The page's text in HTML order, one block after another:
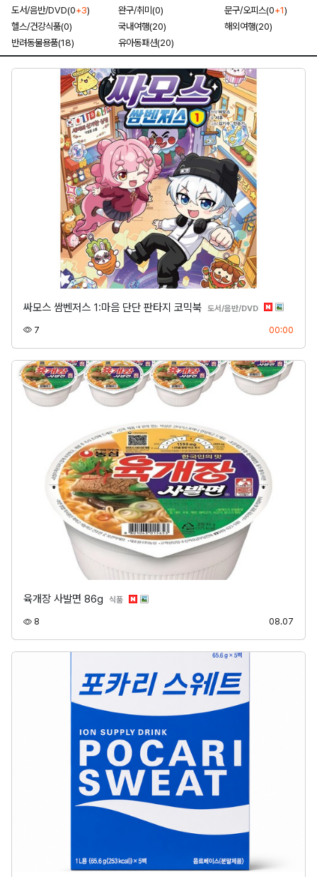
도서/음반/DVD(0+3) 완구/취미(0) 문구/오피스(0+1)
헬스/건강식품(0)
국내여행(20)
해외여행(20)
반려동물용품(18)
유아동패션(20)
싸모스 쌈벤저스 1:마음 단단 판타지 코믹북 도서/음반/DVD분류
7 00:00
육개장 사발면 86g 식품분류
8 08.07